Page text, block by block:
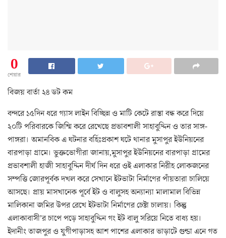
0
শেয়ার
বিজয় বার্তা ২৪ ডট কম
বন্দরে ১৫দিন ধরে গ্যাস লাইন বিচ্ছিন্ন ও মাটি কেটে রাস্তা বন্ধ করে দিয়ে
২০টি পরিবারকে জিম্মি করে রেখেছে প্রভাবশালী সাহাবুদ্দিন ও তার সাঙ্গ-
পাঙ্গরা। অমানবিক এ ঘটনার বর্হিঃপ্রকাশ ঘটে থানার মুসাপুর ইউনিয়নের
বারপাড়া গ্রামে। ভুক্তভোগীরা জানায়,মুসাপুর ইউনিয়নের বারপাড়া গ্রামের
প্রভাবশালী হাজী সাহাবুদ্দিন দীর্ঘ দিন ধরে ওই এলাকার নিরীহ লোকজনের
সম্পত্তি জোরপূর্বক দখল করে সেখানে ইটভাটা নির্মাণের পাঁয়তারা চালিয়ে
আসছে। প্রায় মাসখানেক পূর্বে ইট ও বালুসহ অন্যান্যা মালামাল বিভিন্ন
মালিকানা জমির উপর রেখে ইটভাটা নির্মাণের চেষ্টা চালায়। কিন্তু
এলাকাবাসী’র চাপে পড়ে সাহাবুদ্দিন গং ইট বালু সরিয়ে নিতে বাধ্য হয়।
ইদানীং তাজপুর ও যুগীপাড়াসহ আশ পাশের এলাকার ভাড়াটে গুন্ডা এনে গত